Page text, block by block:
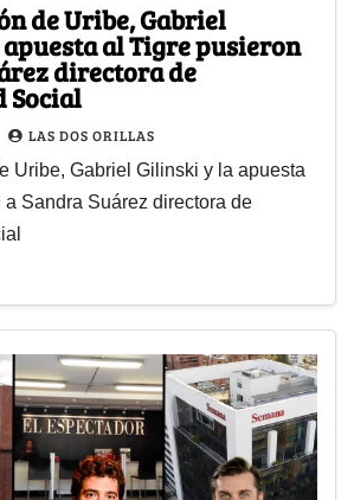
de Uribe, Gabriel
al Tigre pusieron
directora de
Social
LAS DOS ORILLAS
Uribe, Gabriel Gilinski y la apuesta
Sandra Suárez directora de